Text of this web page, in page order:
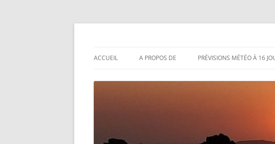
Aller
ACCUEIL A PROPOS DE PRÉVISIONS MÉTÉO À 16